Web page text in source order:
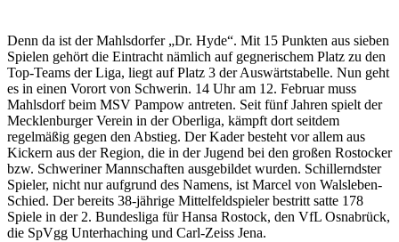
Denn da ist der Mahlsdorfer „Dr. Hyde“. Mit 15 Punkten aus sieben
Spielen gehört die Eintracht nämlich auf gegnerischem Platz zu den
Top-Teams der Liga, liegt auf Platz 3 der Auswärtstabelle. Nun geht
es in einen Vorort von Schwerin. 14 Uhr am 12. Februar muss
Mahlsdorf beim MSV Pampow antreten. Seit fünf Jahren spielt der
Mecklenburger Verein in der Oberliga, kämpft dort seitdem
regelmäßig gegen den Abstieg. Der Kader besteht vor allem aus
Kickern aus der Region, die in der Jugend bei den großen Rostocker
bzw. Schweriner Mannschaften ausgebildet wurden. Schillerndster
Spieler, nicht nur aufgrund des Namens, ist Marcel von Walsleben-
Schied. Der bereits 38-jährige Mittelfeldspieler bestritt satte 178
Spiele in der 2. Bundesliga für Hansa Rostock, den VfL Osnabrück,
die SpVgg Unterhaching und Carl-Zeiss Jena.